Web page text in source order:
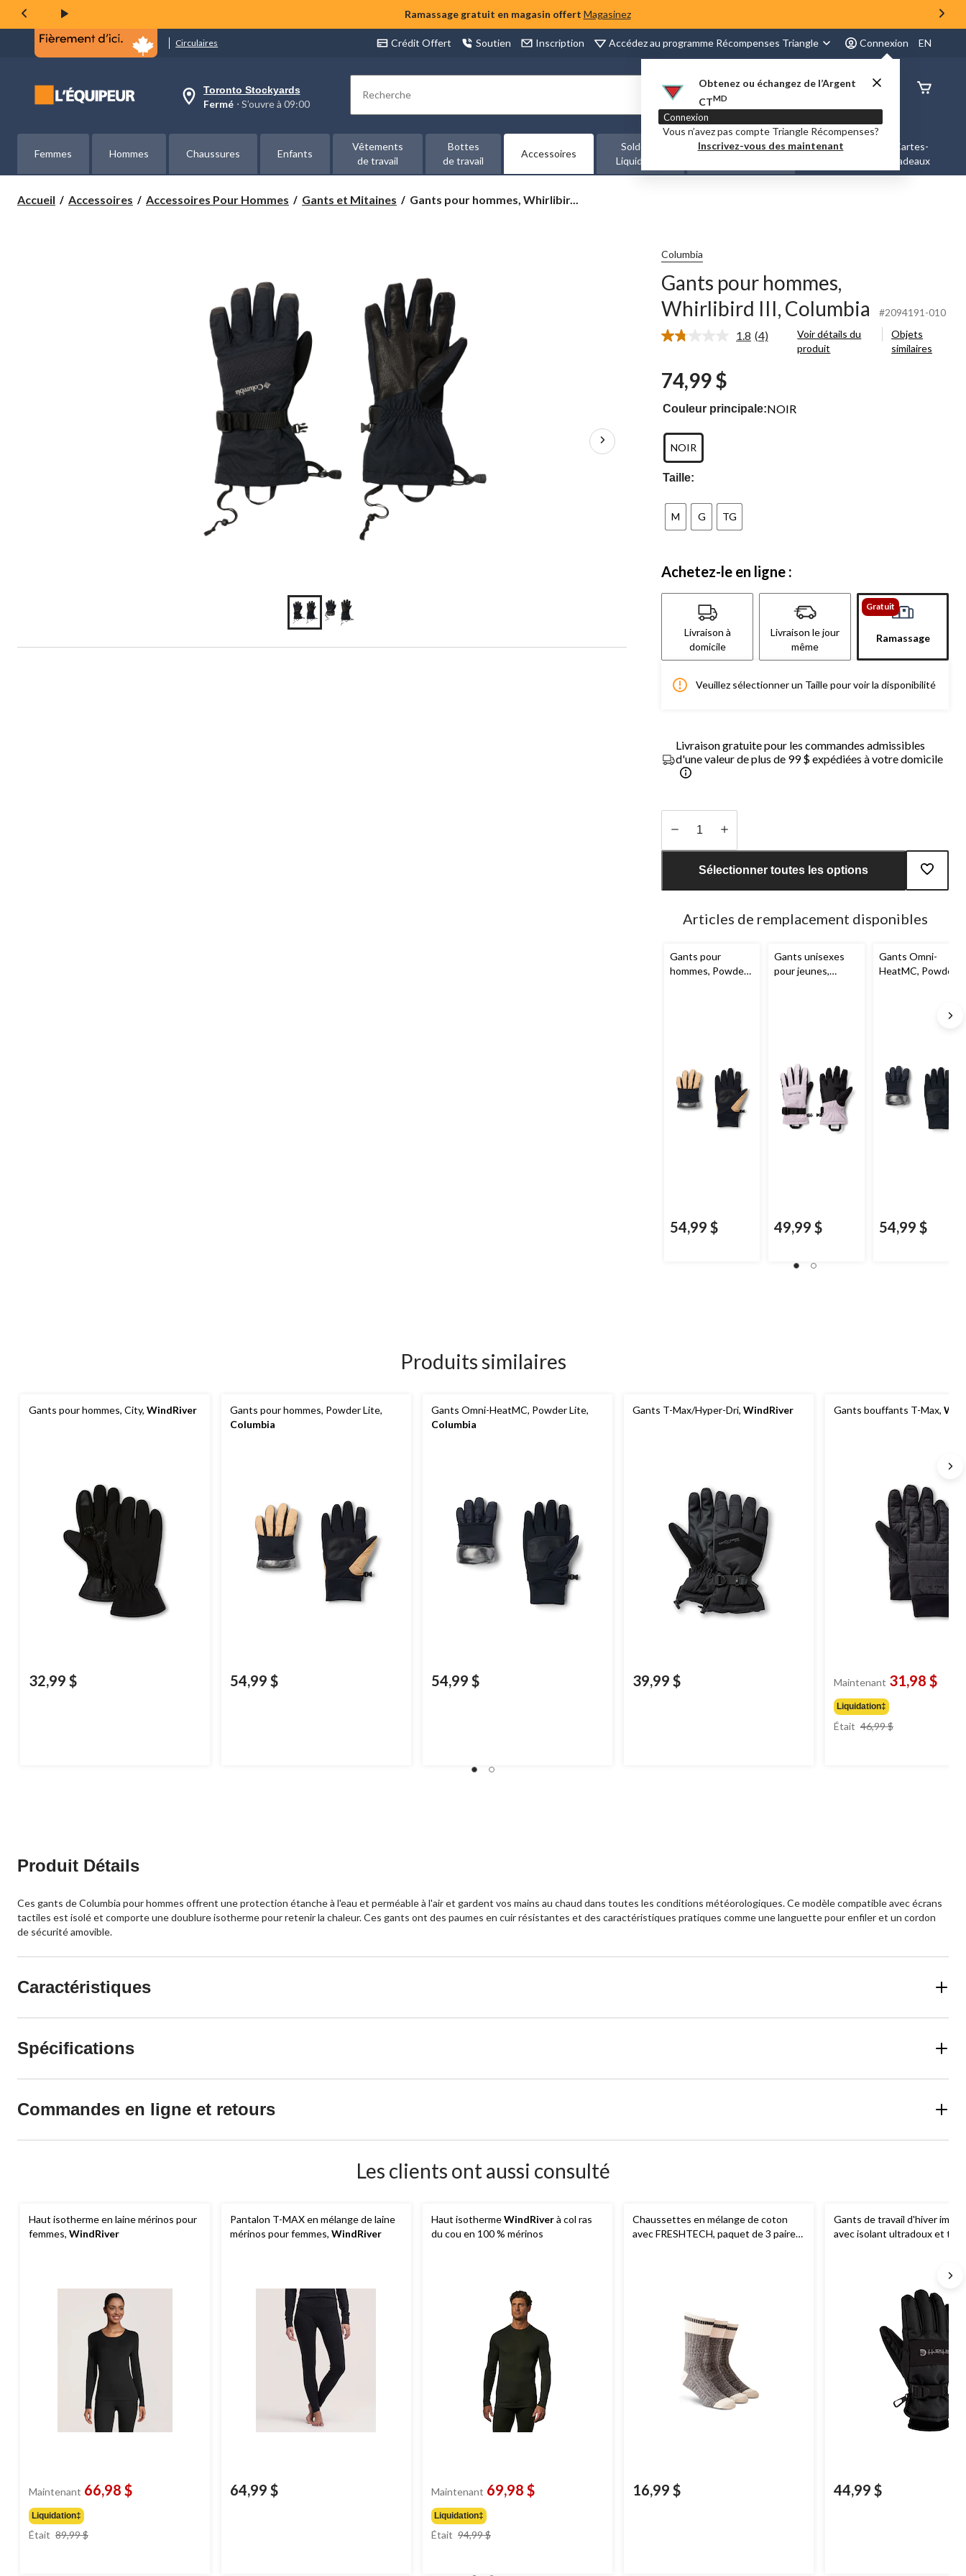
Ramassage gratuit en magasin offert Magasinez
Circulaires Crédit Offert Soutien Inscription Accédez au programme Récompenses Triangle Connexion
Obtenez ou échangez de l’Argent
CTMD
Connexion
Vous n’avez pas compte Triangle Récompenses?
Inscrivez-vous des maintenant
EN
votre
est
Toronto
Stockyards,
S’ouvre
à
Toronto Stockyards
Fermé ⋅ S’ouvre à 09:00 Rechercher
État de
Femmes Hommes Chaussures Enfants
Vêtements
de travail
Bottes
de travail
Accessoires
Soldes &
Liquidation
Nouveautés et
Marques
Cartes-
cadeaux
Accueil Accessoires Accessoires Pour Hommes Gants et Mitaines
Gants
Gants pour hommes, Whirlibir...
Columbia
Gants pour hommes,
Whirlibird III, Columbia
#2094191-010
1.8 Lire
la
(4)
Voir détails du
produit
Objets
similaires
74,99 $
Couleur principale:NOIR
NOIR
Taille:
M G TG
Achetez-le en ligne :
Livraison à
domicile
Livraison le jour
même
Gratuit
Ramassage
Veuillez sélectionner un Taille pour voir la disponibilité
Livraison gratuite pour les commandes admissibles
d'une valeur de plus de 99 $ expédiées à votre domicile
Quantité
Sélectionner toutes les options
Articles de remplacement disponibles
Gants pour
hommes, Powder
54,99 $
Gants unisexes
pour jeunes,
49,99 $
Gants Omni-
HeatMC, Powder
54,99 $
Produits similaires
Gants pour hommes, City, WindRiver
32,99 $
Gants pour hommes, Powder Lite,
Columbia
54,99 $
Gants Omni-HeatMC, Powder Lite,
Columbia
54,99 $
Gants T-Max/Hyper-Dri, WindRiver
39,99 $
Gants bouffants T-Max,
Maintenant 31,98 $
Liquidation‡
Était 46,99 $
Produit Détails
Ces gants de Columbia pour hommes offrent une protection étanche à l'eau et perméable à l'air et gardent vos mains au chaud dans toutes les conditions météorologiques. Ce modèle compatible avec écrans
tactiles est isolé et comporte une doublure isotherme pour retenir la chaleur. Ces gants ont des paumes en cuir résistantes et des caractéristiques pratiques comme une languette pour enfiler et un cordon
de sécurité amovible.
Caractéristiques
Spécifications
Commandes en ligne et retours
Les clients ont aussi consulté
Haut isotherme en laine mérinos pour
femmes, WindRiver
Maintenant 66,98 $
Liquidation‡
Était 89,99 $
Pantalon T-MAX en mélange de laine
mérinos pour femmes, WindRiver
64,99 $
Haut isothermeWindRiverà col ras
du cou en 100 % mérinos
Maintenant 69,98 $
Liquidation‡
Était 94,99 $
Chaussettes en mélange de coton
avec FRESHTECH, paquet de 3 paires,
16,99 $
Gants de travail d'hiver
avec isolant ultradoux et
44,99 $